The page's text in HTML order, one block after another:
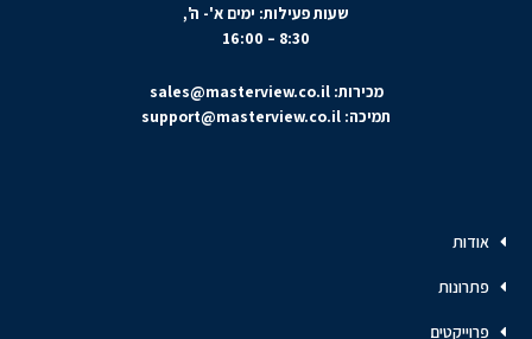
שעות פעילות: ימים א'- ה',
8:30 – 16:00
מכירות:sales@masterview.co.il
תמיכה: support@masterview.co.il
אודות
פתרונות
פרוייקטים